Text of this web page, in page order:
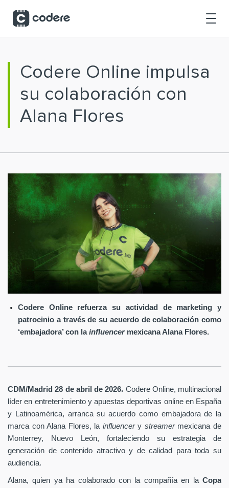
Codere Online impulsa
su colaboración con
Alana Flores
Codere Online refuerza su actividad de marketing y
patrocinio a través de su acuerdo de colaboración como
‘embajadora’ con lainfluencermexicana Alana Flores.
CDM/Madrid 28 de abril de 2026. Codere Online, multinacional
líder en entretenimiento y apuestas deportivas online en España
y Latinoamérica, arranca su acuerdo como embajadora de la
marca con Alana Flores, la influencery streamer mexicana de
Monterrey, Nuevo León, fortaleciendo su estrategia de
generación de contenido atractivo y de calidad para toda su
audiencia.
Alana, quien ya ha colaborado con la compañía en la Copa